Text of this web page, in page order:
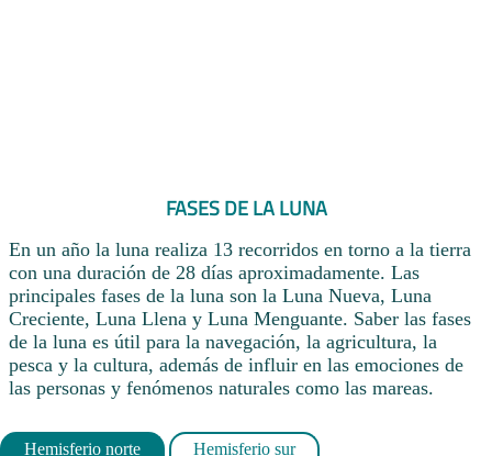
FASES DE LA LUNA
En un año la luna realiza 13 recorridos en torno a la tierra
con una duración de 28 días aproximadamente. Las
principales fases de la luna son la Luna Nueva, Luna
Creciente, Luna Llena y Luna Menguante. Saber las fases
de la luna es útil para la navegación, la agricultura, la
pesca y la cultura, además de influir en las emociones de
las personas y fenómenos naturales como las mareas.